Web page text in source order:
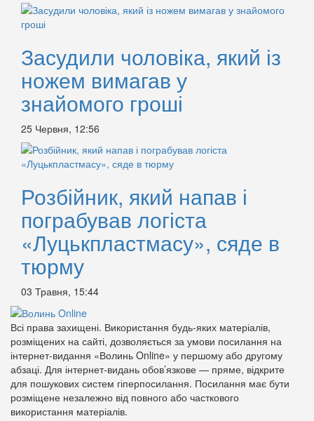
Засудили чоловіка, який із
ножем вимагав у
знайомого гроші
25 Червня, 12:56
Розбійник, який напав і
пограбував логіста
«Луцькпластмасу», сяде в
тюрму
03 Травня, 15:44
Всі права захищені. Використання будь-яких матеріалів,
розміщених на сайті, дозволяється за умови посилання на
інтернет-видання «Волинь Online» у першому або другому
абзаці. Для інтернет-видань обов’язкове — пряме, відкрите
для пошукових систем гіперпосилання. Посилання має бути
розміщене незалежно від повного або часткового
використання матеріалів.